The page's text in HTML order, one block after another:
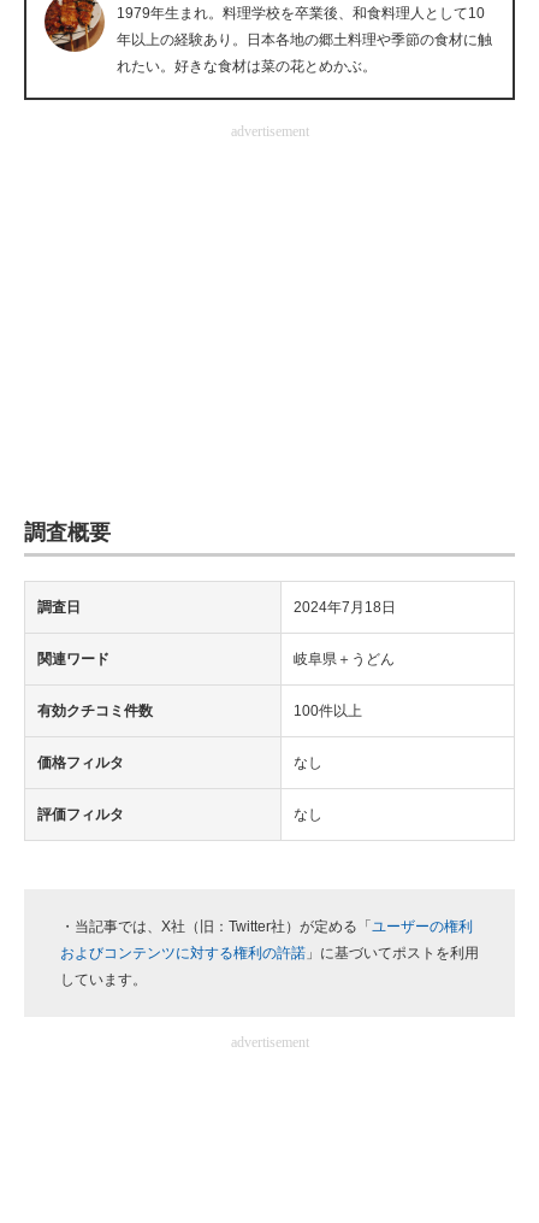
企業向けIT製品の総合サイト
製造業のIT導入・活用を支援
1979年生まれ。料理学校を卒業後、和食料理人として10
年以上の経験あり。日本各地の郷土料理や季節の食材に触
れたい。好きな食材は菜の花とめかぶ。
advertisement
調査概要
調査日 2024年7月18日
関連ワード 岐阜県＋うどん
有効クチコミ件数 100件以上
価格フィルタ なし
評価フィルタ なし
・当記事では、X社（旧：Twitter社）が定める「 ユーザーの権利
およびコンテンツに対する権利の許諾 」に基づいてポストを利用
しています。
advertisement